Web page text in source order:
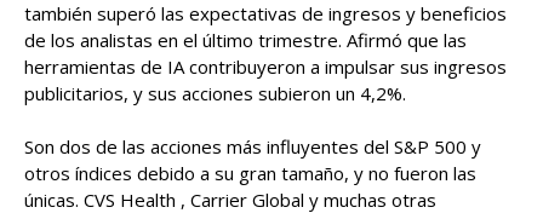
también superó las expectativas de ingresos y beneficios
de los analistas en el último trimestre. Afirmó que las
herramientas de IA contribuyeron a impulsar sus ingresos
publicitarios, y sus acciones subieron un 4,2%.
Son dos de las acciones más influyentes del S&P 500 y
otros índices debido a su gran tamaño, y no fueron las
únicas. CVS Health , Carrier Global y muchas otras